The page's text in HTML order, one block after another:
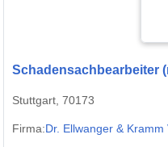
Schadensachbearbeiter
Stuttgart, 70173
Firma:Dr. Ellwanger &